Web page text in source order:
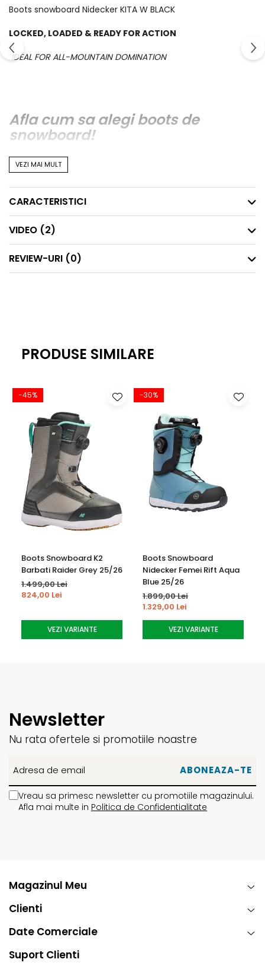
Boots snowboard Nidecker KITA W BLACK
LOCKED, LOADED & READY FOR ACTION
IDEAL FOR ALL-MOUNTAIN DOMINATION
Afla cum sa alegi boots de
snowboard!
VEZI MAI MULT
CARACTERISTICI
VIDEO (2)
REVIEW-URI (0)
PRODUSE SIMILARE
-45%
Boots Snowboard K2
Barbati Raider Grey 25/26
1.499,00 Lei
824,00 Lei
VEZI VARIANTE
-30%
Boots Snowboard
Nidecker Femei Rift Aqua
Blue 25/26
1.899,00 Lei
1.329,00 Lei
VEZI VARIANTE
Newsletter
Nu rata ofertele si promotiile noastre
Vreau sa primesc newsletter cu promotiile magazinului.
Afla mai multe in Politica de Confidentialitate
Magazinul Meu
Clienti
Date Comerciale
Suport Clienti